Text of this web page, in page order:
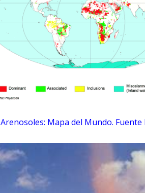
Arenosoles: Mapa del Mundo. Fuente